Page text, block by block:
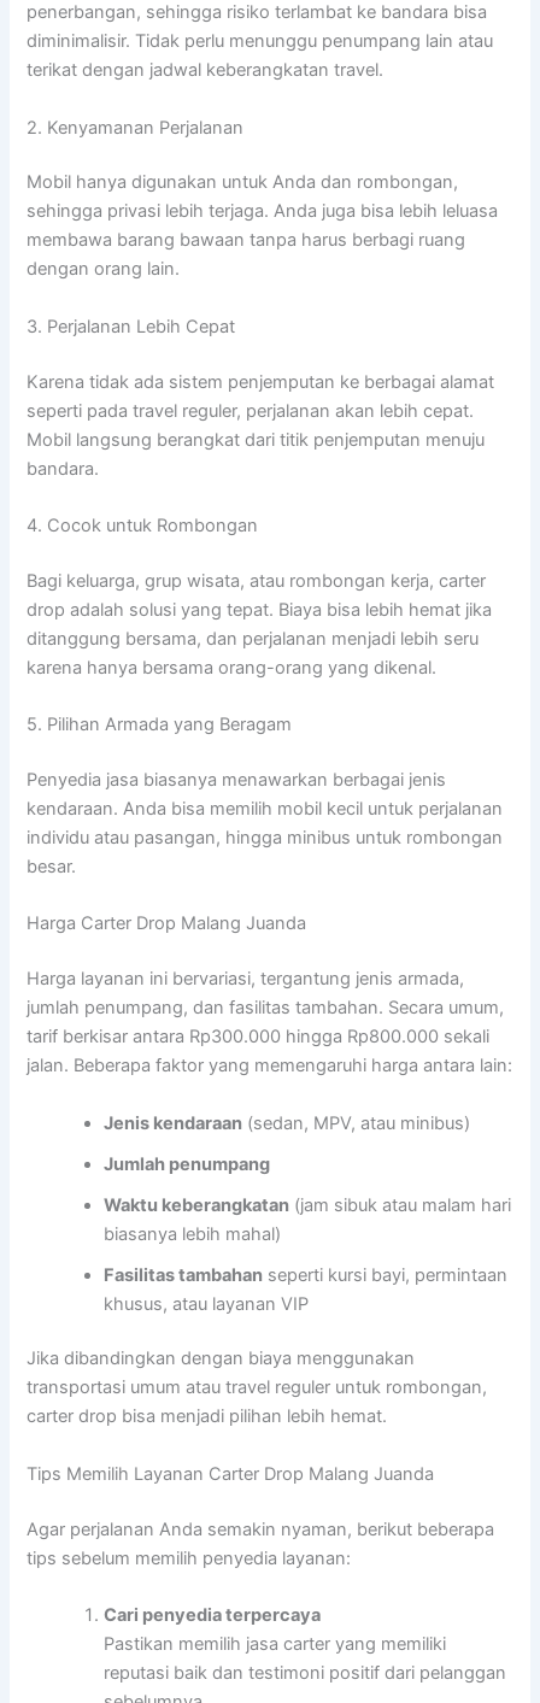
penerbangan, sehingga risiko terlambat ke bandara bisa
diminimalisir. Tidak perlu menunggu penumpang lain atau
terikat dengan jadwal keberangkatan travel.
2. Kenyamanan Perjalanan
Mobil hanya digunakan untuk Anda dan rombongan,
sehingga privasi lebih terjaga. Anda juga bisa lebih leluasa
membawa barang bawaan tanpa harus berbagi ruang
dengan orang lain.
3. Perjalanan Lebih Cepat
Karena tidak ada sistem penjemputan ke berbagai alamat
seperti pada travel reguler, perjalanan akan lebih cepat.
Mobil langsung berangkat dari titik penjemputan menuju
bandara.
4. Cocok untuk Rombongan
Bagi keluarga, grup wisata, atau rombongan kerja, carter
drop adalah solusi yang tepat. Biaya bisa lebih hemat jika
ditanggung bersama, dan perjalanan menjadi lebih seru
karena hanya bersama orang-orang yang dikenal.
5. Pilihan Armada yang Beragam
Penyedia jasa biasanya menawarkan berbagai jenis
kendaraan. Anda bisa memilih mobil kecil untuk perjalanan
individu atau pasangan, hingga minibus untuk rombongan
besar.
Harga Carter Drop Malang Juanda
Harga layanan ini bervariasi, tergantung jenis armada,
jumlah penumpang, dan fasilitas tambahan. Secara umum,
tarif berkisar antara Rp300.000 hingga Rp800.000 sekali
jalan. Beberapa faktor yang memengaruhi harga antara lain:
Jenis kendaraan (sedan, MPV, atau minibus)
Jumlah penumpang
Waktu keberangkatan (jam sibuk atau malam hari
biasanya lebih mahal)
Fasilitas tambahan seperti kursi bayi, permintaan
khusus, atau layanan VIP
Jika dibandingkan dengan biaya menggunakan
transportasi umum atau travel reguler untuk rombongan,
carter drop bisa menjadi pilihan lebih hemat.
Tips Memilih Layanan Carter Drop Malang Juanda
Agar perjalanan Anda semakin nyaman, berikut beberapa
tips sebelum memilih penyedia layanan:
Cari penyedia terpercaya
Pastikan memilih jasa carter yang memiliki
reputasi baik dan testimoni positif dari pelanggan